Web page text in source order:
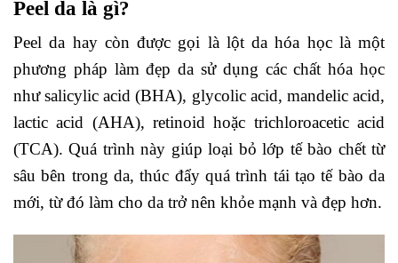
Peel da là gì?
Peel da hay còn được gọi là lột da hóa học là một
phương pháp làm đẹp da sử dụng các chất hóa học
như salicylic acid (BHA), glycolic acid, mandelic acid,
lactic acid (AHA), retinoid hoặc trichloroacetic acid
(TCA). Quá trình này giúp loại bỏ lớp tế bào chết từ
sâu bên trong da, thúc đẩy quá trình tái tạo tế bào da
mới, từ đó làm cho da trở nên khỏe mạnh và đẹp hơn.